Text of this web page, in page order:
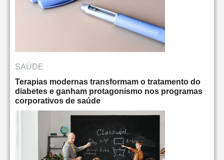
SAÚDE
Terapias modernas transformam o tratamento do
diabetes e ganham protagonismo nos programas
corporativos de saúde